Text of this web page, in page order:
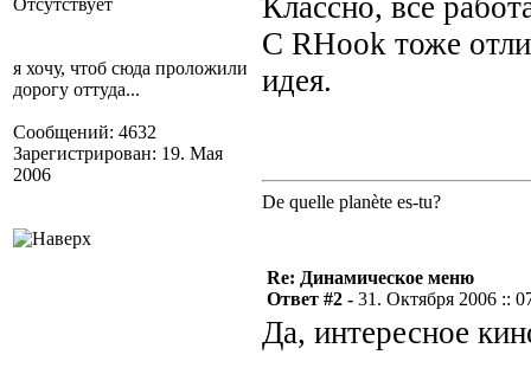
Отсутствует
я хочу, чтоб сюда проложили
дорогу оттуда...
Сообщений: 4632
Зарегистрирован: 19. Мая
2006
Классно, все
C RHook тоже
идея.
De quelle planète es-tu?
Re: Динамическое меню
Ответ #2 - 31. Октября 2006 ::
Да, интересное